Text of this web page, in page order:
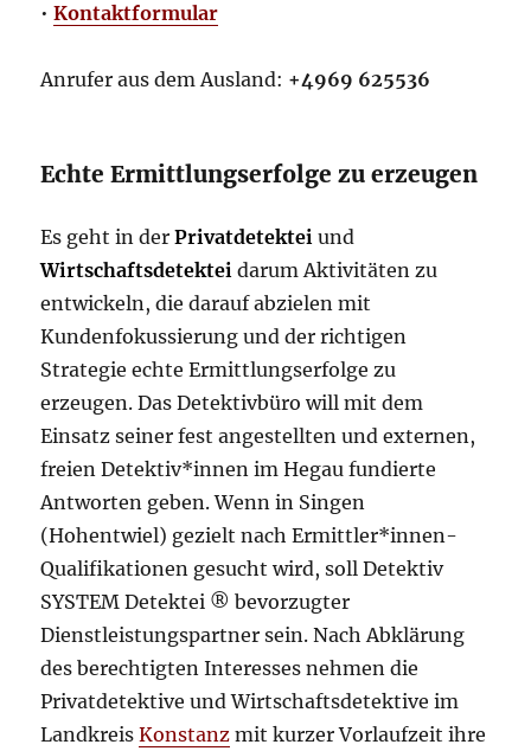
•Kontaktformular
Anrufer aus dem Ausland: +4969 625536
Echte Ermittlungserfolge zu erzeugen
Es geht in derPrivatdetekteiund
Wirtschaftsdetektei darum Aktivitäten zu
entwickeln, die darauf abzielen mit
Kundenfokussierung und der richtigen
Strategie echte Ermittlungserfolge zu
erzeugen. Das Detektivbüro will mit dem
Einsatz seiner fest angestellten und externen,
freien Detektiv*innen im Hegau fundierte
Antworten geben. Wenn in Singen
(Hohentwiel) gezielt nach Ermittler*innen-
Qualifikationen gesucht wird, soll Detektiv
SYSTEM Detektei ® bevorzugter
Dienstleistungspartner sein. Nach Abklärung
des berechtigten Interesses nehmen die
Privatdetektive und Wirtschaftsdetektive im
LandkreisKonstanz mit kurzer Vorlaufzeit ihre